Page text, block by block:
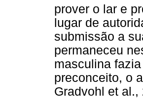
prover o lar e
lugar de
submissão a
permaneceu
masculina
preconceito, o
Gradvohl et al.,